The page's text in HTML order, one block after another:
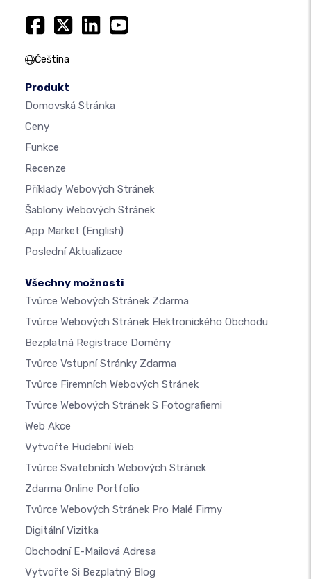
Čeština
Produkt
Domovská Stránka
Ceny
Funkce
Recenze
Příklady Webových Stránek
Šablony Webových Stránek
App Market (English)
Poslední Aktualizace
Všechny možnosti
Tvůrce Webových Stránek Zdarma
Tvůrce Webových Stránek Elektronického Obchodu
Bezplatná Registrace Domény
Tvůrce Vstupní Stránky Zdarma
Tvůrce Firemních Webových Stránek
Tvůrce Webových Stránek S Fotografiemi
Web Akce
Vytvořte Hudební Web
Tvůrce Svatebních Webových Stránek
Zdarma Online Portfolio
Tvůrce Webových Stránek Pro Malé Firmy
Digitální Vizitka
Obchodní E-Mailová Adresa
Vytvořte Si Bezplatný Blog